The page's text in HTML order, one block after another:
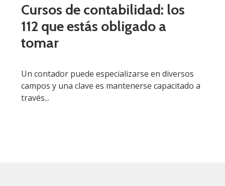
Cursos de contabilidad: los
112 que estás obligado a
tomar
Un contador puede especializarse en diversos
campos y una clave es mantenerse capacitado a
través...